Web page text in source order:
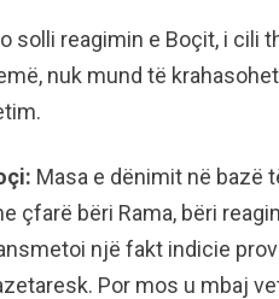
solli reagimin e Boçit, i cili
nuk mund të
Masa e dënimit në bazë
çfarë bëri Rama, bëri
një fakt indicie
Por mos u mbaj